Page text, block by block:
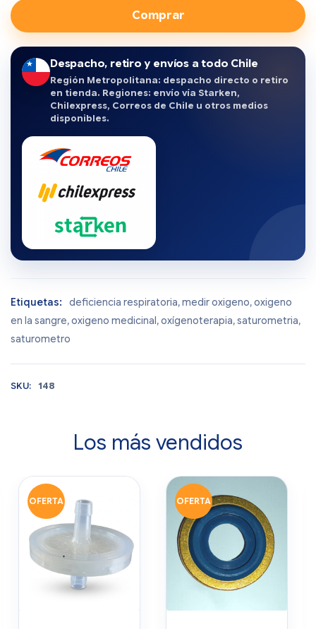
Comprar
Despacho, retiro y envíos a todo Chile
Región Metropolitana: despacho directo o retiro
en tienda. Regiones: envío vía Starken,
Chilexpress, Correos de Chile u otros medios
disponibles.
Etiquetas: deficiencia respiratoria,medir oxigeno,oxigeno
en la sangre,oxigeno medicinal,oxígenoterapia,saturometria,
saturometro
SKU: 148
Los más vendidos
OFERTA OFERTA